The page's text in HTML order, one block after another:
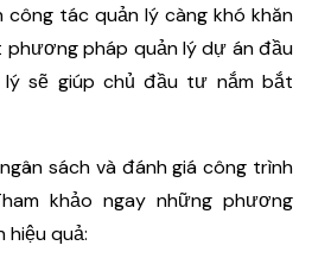
công tác quản lý càng khó khăn
phương pháp quản lý dự án đầu
sẽ giúp chủ đầu tư nắm bắt
sách và đánh giá công trình
khảo ngay những phương
hiệu quả: